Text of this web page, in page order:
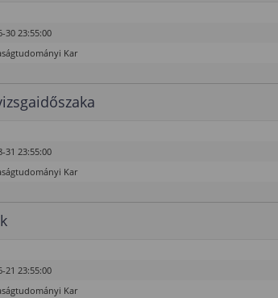
30 23:55:00
Kar
31 23:55:00
Kar
21 23:55:00
Kar